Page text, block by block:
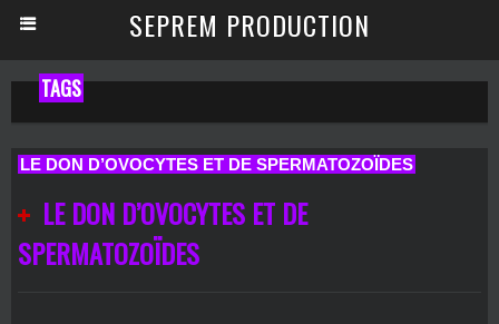
SEPREM PRODUCTION
TAGS
LE DON D’OVOCYTES ET DE SPERMATOZOÏDES
LE DON D’OVOCYTES ET DE
SPERMATOZOÏDES